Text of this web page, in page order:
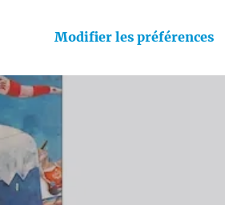
Modifier les préférences